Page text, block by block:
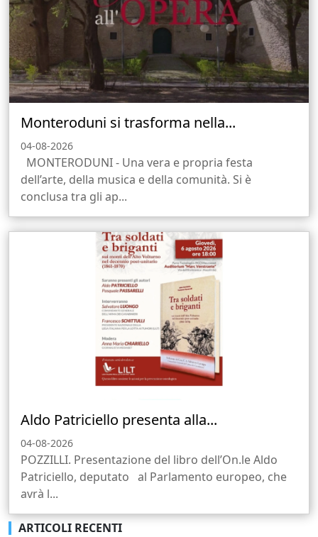
Monteroduni si trasforma nella...
04-08-2026
MONTERODUNI - Una vera e propria festa
dell’arte, della musica e della comunità. Si è
conclusa tra gli ap...
Aldo Patriciello presenta alla...
04-08-2026
POZZILLI. Presentazione del libro dell’On.le Aldo
Patriciello, deputato al Parlamento europeo, che
avrà l...
ARTICOLI RECENTI